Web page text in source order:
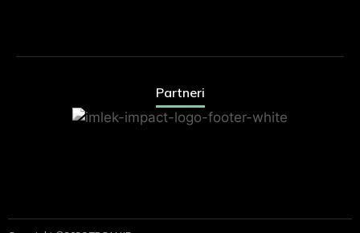
Partneri